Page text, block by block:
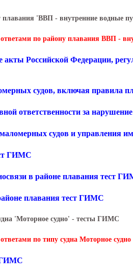
плавания 'ВВП - внутренние водные
по району плавания ВВП -
Российской Федерации,
судов, включая правила
ответственности за
судов и управления
ГИМС
в районе плавания тест
плавания тест ГИМС
'Моторное судно' - тесты ГИМС
по типу судна Моторное
ГИМС